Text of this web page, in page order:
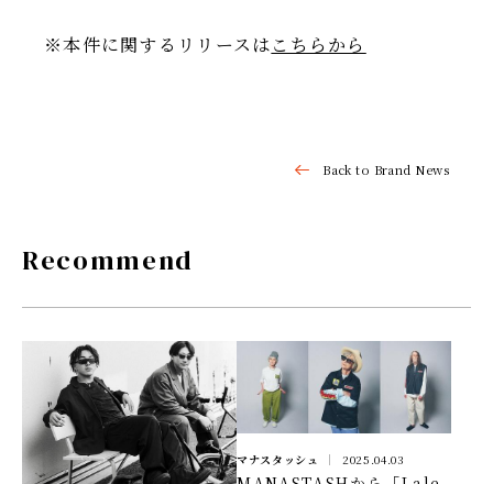
※本件に関するリリースはこちらから
Back to Brand News
Recommend
マナスタッシュ 2025.04.03